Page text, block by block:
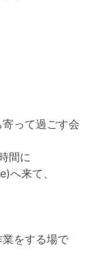
って過ごす会
間に
へ来て、
をする場で